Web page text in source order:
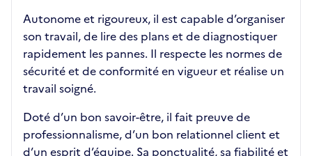
Autonome et rigoureux, il est capable d’organiser
son travail, de lire des plans et de diagnostiquer
rapidement les pannes. Il respecte les normes de
sécurité et de conformité en vigueur et réalise un
travail soigné.
Doté d’un bon savoir-être, il fait preuve de
professionnalisme, d’un bon relationnel client et
d’un esprit d’équipe. Sa ponctualité, sa fiabilité et